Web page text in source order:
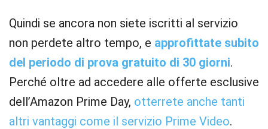
Quindi se ancora non siete iscritti al servizio
non perdete altro tempo, e approfittate subito
del periodo di prova gratuito di 30 giorni.
Perché oltre ad accedere alle offerte esclusive
dell’Amazon Prime Day, otterrete anche tanti
altri vantaggi come il servizio Prime Video.